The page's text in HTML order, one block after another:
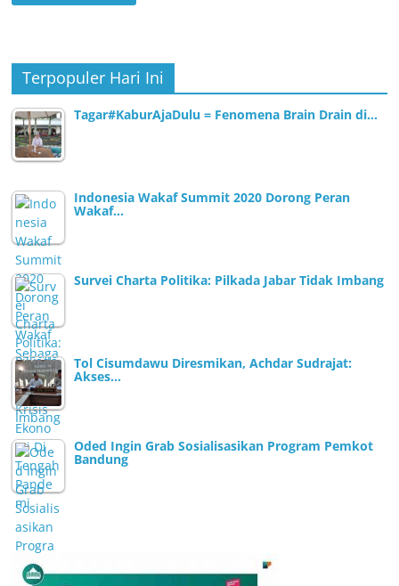
Terpopuler Hari Ini
Tagar#KaburAjaDulu = Fenomena Brain Drain di…
Indonesia Wakaf Summit 2020 Dorong Peran
Wakaf…
Survei Charta Politika: Pilkada Jabar Tidak Imbang
Tol Cisumdawu Diresmikan, Achdar Sudrajat:
Akses…
Oded Ingin Grab Sosialisasikan Program Pemkot
Bandung